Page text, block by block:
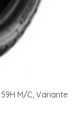
59H M/C, Variante